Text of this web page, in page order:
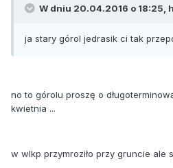
W dniu 20.04.2016 o 18:25,
ja stary górol jedrasik ci tak
no to górolu proszę o
kwietnia ...
w wlkp przymroziło przy gruncie ale